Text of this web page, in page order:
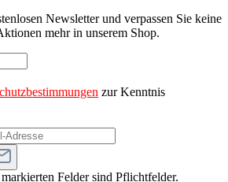
Newsletter und verpassen Sie keine
mehr in unserem Shop.
zur Kenntnis
Felder sind Pflichtfelder.